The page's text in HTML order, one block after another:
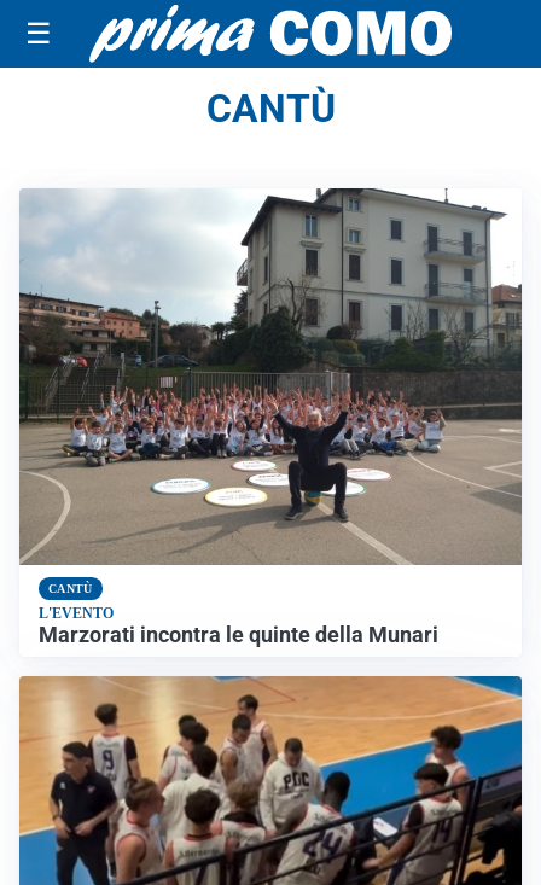
☰
CANTÙ
CANTÙ
L'EVENTO
Marzorati incontra le quinte della Munari